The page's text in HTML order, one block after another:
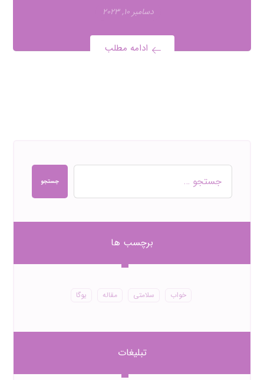
دسامبر ۱۰, ۲۰۲۳
ادامه مطلب
جستجو
برچسب ها
خواب سلامتی مقاله یوگا
تبلیغات